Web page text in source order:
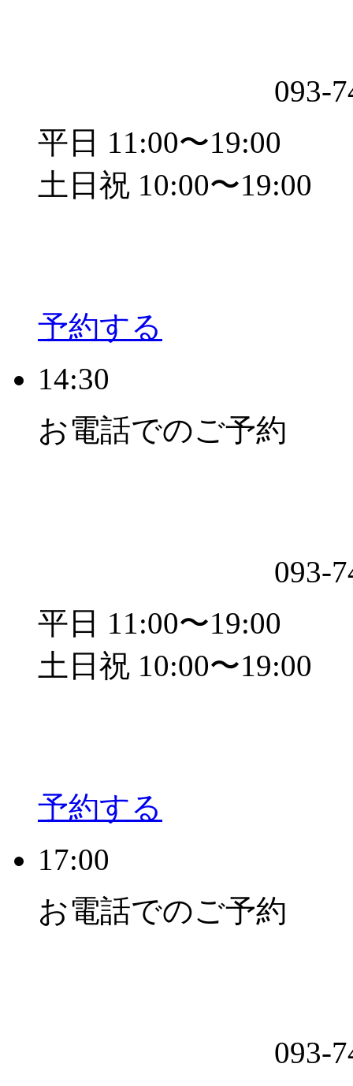
093-
平日 11:00〜19:00
土日祝 10:00〜19:00
予約する
14:30
お電話でのご予約
093-
平日 11:00〜19:00
土日祝 10:00〜19:00
予約する
17:00
お電話でのご予約
093-